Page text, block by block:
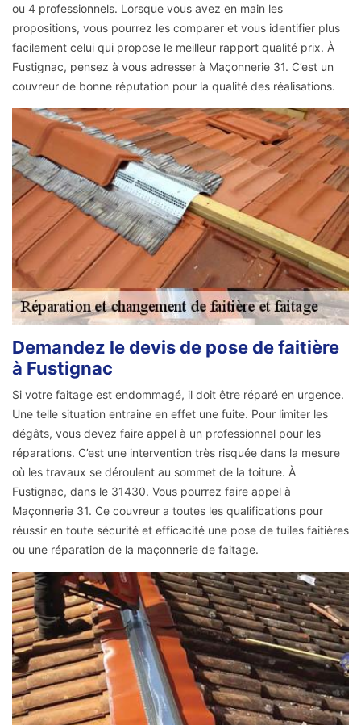
ou 4 professionnels. Lorsque vous avez en main les
propositions, vous pourrez les comparer et vous identifier plus
facilement celui qui propose le meilleur rapport qualité prix. À
Fustignac, pensez à vous adresser à Maçonnerie 31. C’est un
couvreur de bonne réputation pour la qualité des réalisations.
Demandez le devis de pose de faitière
à Fustignac
Si votre faitage est endommagé, il doit être réparé en urgence.
Une telle situation entraine en effet une fuite. Pour limiter les
dégâts, vous devez faire appel à un professionnel pour les
réparations. C’est une intervention très risquée dans la mesure
où les travaux se déroulent au sommet de la toiture. À
Fustignac, dans le 31430. Vous pourrez faire appel à
Maçonnerie 31. Ce couvreur a toutes les qualifications pour
réussir en toute sécurité et efficacité une pose de tuiles faitières
ou une réparation de la maçonnerie de faitage.